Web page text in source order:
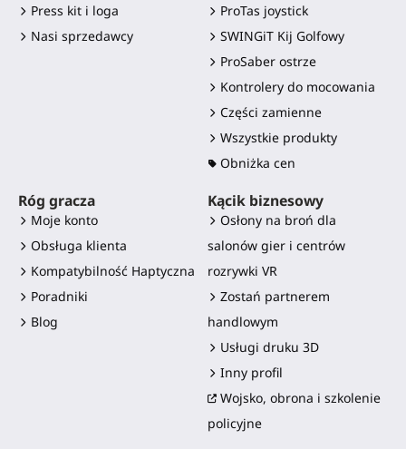
Press kit i loga
Nasi sprzedawcy
ProTas joystick
SWINGiT Kij Golfowy
ProSaber ostrze
Kontrolery do mocowania
Części zamienne
Wszystkie produkty
Obniżka cen
Róg gracza
Moje konto
Obsługa klienta
Kompatybilność Haptyczna
Poradniki
Blog
Kącik biznesowy
Osłony na broń dla
salonów gier i centrów
rozrywki VR
Zostań partnerem
handlowym
Usługi druku 3D
Inny profil
Wojsko, obrona i szkolenie
policyjne